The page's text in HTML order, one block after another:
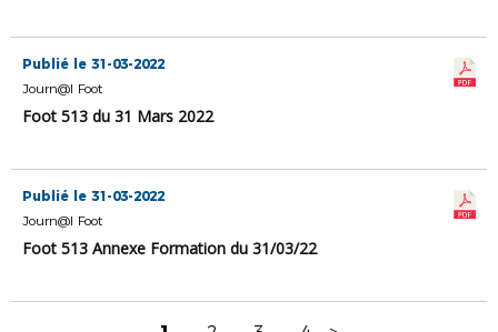
Publié le 31-03-2022
Journ@l Foot
Foot 513 du 31 Mars 2022
Publié le 31-03-2022
Journ@l Foot
Foot 513 Annexe Formation du 31/03/22